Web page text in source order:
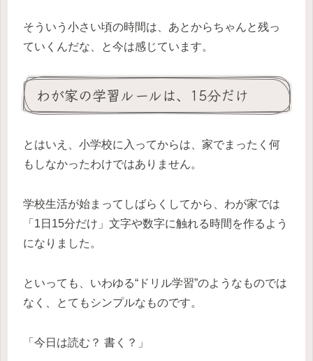
そういう小さい頃の時間は、あとからちゃんと残っ
ていくんだな、と今は感じています。
わが家の学習ルールは、15分だけ
とはいえ、小学校に入ってからは、家でまったく何
もしなかったわけではありません。
学校生活が始まってしばらくしてから、わが家では
「1日15分だけ」文字や数字に触れる時間を作るよう
になりました。
といっても、いわゆる“ドリル学習”のようなものでは
なく、とてもシンプルなものです。
「今日は読む？ 書く？」